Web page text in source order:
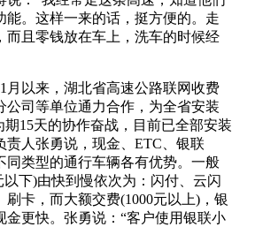
能。这样一来的话，挺方便的。走
而且零钱放在车上，洗车的时候经
以来，湖北省高速公路联网收费
公司等单位通力合作，为全省安装
期15天的协作奋战，目前已全部安装
责人张勇说，现金、ETC、银联
同类型的通行车辆各有优势。一般
下)由快到慢依次为：闪付、云闪
卡，而大额交费(1000元以上)，银
金更快。张勇说：“客户使用银联小